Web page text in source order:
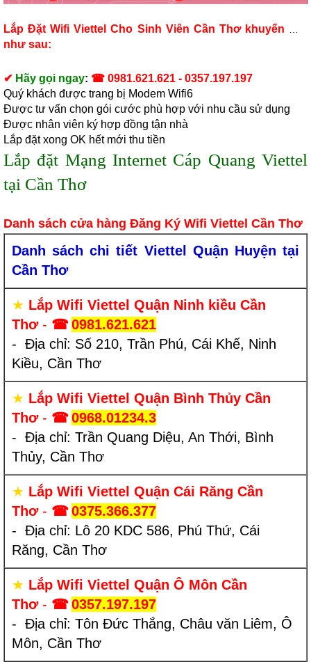
Lắp Đặt Wifi Viettel Cho Sinh Viên Cần Thơkhuyến mãi
như sau:
✔ Hãy gọi ngay: ☎ 0981.621.621 - 0357.197.197
Quý khách được trang bị Modem Wifi6
Được tư vấn chọn gói cước phù hợp với nhu cầu sử dụng
Được nhân viên ký hợp đồng tận nhà
Lắp đặt xong OK hết mới thu tiền
Lắp đặt Mạng Internet Cáp Quang Viettel
tại Cần Thơ
Danh sách cửa hàng Đăng Ký Wifi Viettel Cần Thơ
Danh sách chi tiết Viettel Quận Huyện tại
Cần Thơ
★ Lắp Wifi Viettel Quận Ninh kiều Cần
Thơ- ☎0981.621.621
- Địa chỉ: Số 210, Trần Phú, Cái Khế, Ninh
Kiều, Cần Thơ
★ Lắp Wifi Viettel Quận Bình Thủy Cần
Thơ- ☎0968.01234.3
- Địa chỉ: Trần Quang Diệu, An Thới, Bình
Thủy, Cần Thơ
★ Lắp Wifi Viettel Quận Cái Răng Cần
Thơ- ☎0375.366.377
- Địa chỉ: Lô 20 KDC 586, Phú Thứ, Cái
Răng, Cần Thơ
★ Lắp Wifi Viettel Quận Ô Môn Cần
Thơ- ☎0357.197.197
- Địa chỉ: Tôn Đức Thắng, Châu văn Liêm, Ô
Môn, Cần Thơ